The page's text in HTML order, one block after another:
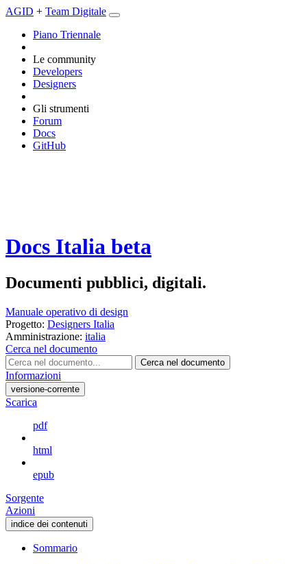
AGID + Team Digitale
Piano Triennale
Le community
Developers
Designers
Gli strumenti
Forum
Docs
GitHub
Docs Italia beta
Documenti pubblici, digitali.
Manuale operativo di design
Progetto: Designers Italia
Amministrazione: italia
Cerca nel documento
Cerca nel documento
Informazioni
versione-corrente
Scarica
pdf
html
epub
Sorgente
Azioni
indice dei contenuti
Sommario